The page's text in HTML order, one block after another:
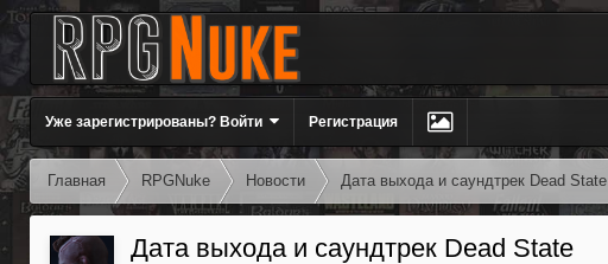
Уже зарегистрированы? Войти Регистрация
Главная RPGNuke Новости Дата выхода и саундтрек Dead State
Дата выхода и саундтрек Dead State